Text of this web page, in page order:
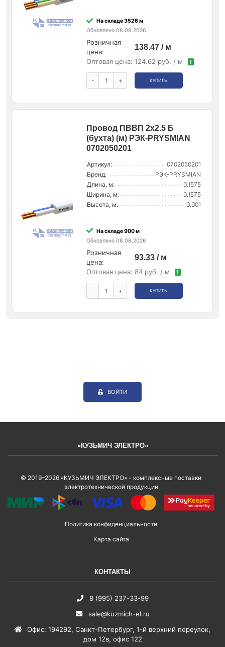
На складе 3526 м
Обновлено 08.08.2026
Розничная
цена:
138.47 / м
Оптовая цена: 124.62 руб. / м !
- + КУПИТЬ
Провод ПВВП 2х2.5 Б
(бухта) (м) РЭК-PRYSMIAN
0702050201
Артикул:
0702050201
Бренд:
РЭК-PRYSMIAN
Длина, м:
0.1575
Ширина, м:
0.1575
Высота, м:
0.001
На складе 900 м
Обновлено 08.08.2026
Розничная
цена:
93.33 / м
Оптовая цена: 84 руб. / м !
- + КУПИТЬ
ВОЙТИ
«КУЗЬМИЧ ЭЛЕКТРО»
© 2019–2026 «КУЗЬМИЧ ЭЛЕКТРО» - комплексные поставки
электротехнической продукции
Политика конфиденциальности
Карта сайта
КОНТАКТЫ
8 (995) 237-33-99
sale@kuzmich-el.ru
Офис: 194292, Санкт-Петербург, 1-й верхний переулок,
дом 12в, офис 122